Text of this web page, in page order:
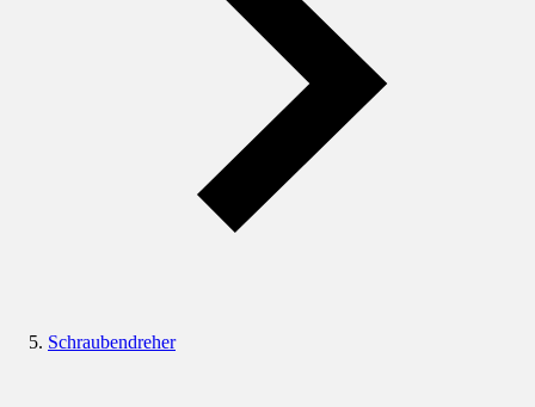
Schraubendreher